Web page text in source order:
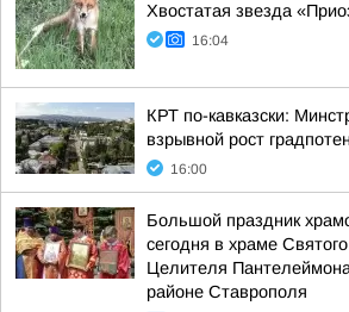
Хвостатая звезда
16:04
КРТ по-кавказски:
взрывной рост
16:00
Большой праздник
сегодня в храме
Целителя
районе Ставрополя